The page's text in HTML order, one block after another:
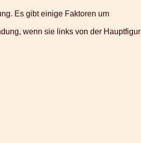
Es gibt einige Faktoren um
wenn sie links von der Hauptfigur